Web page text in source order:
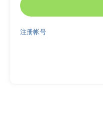
注册帐号